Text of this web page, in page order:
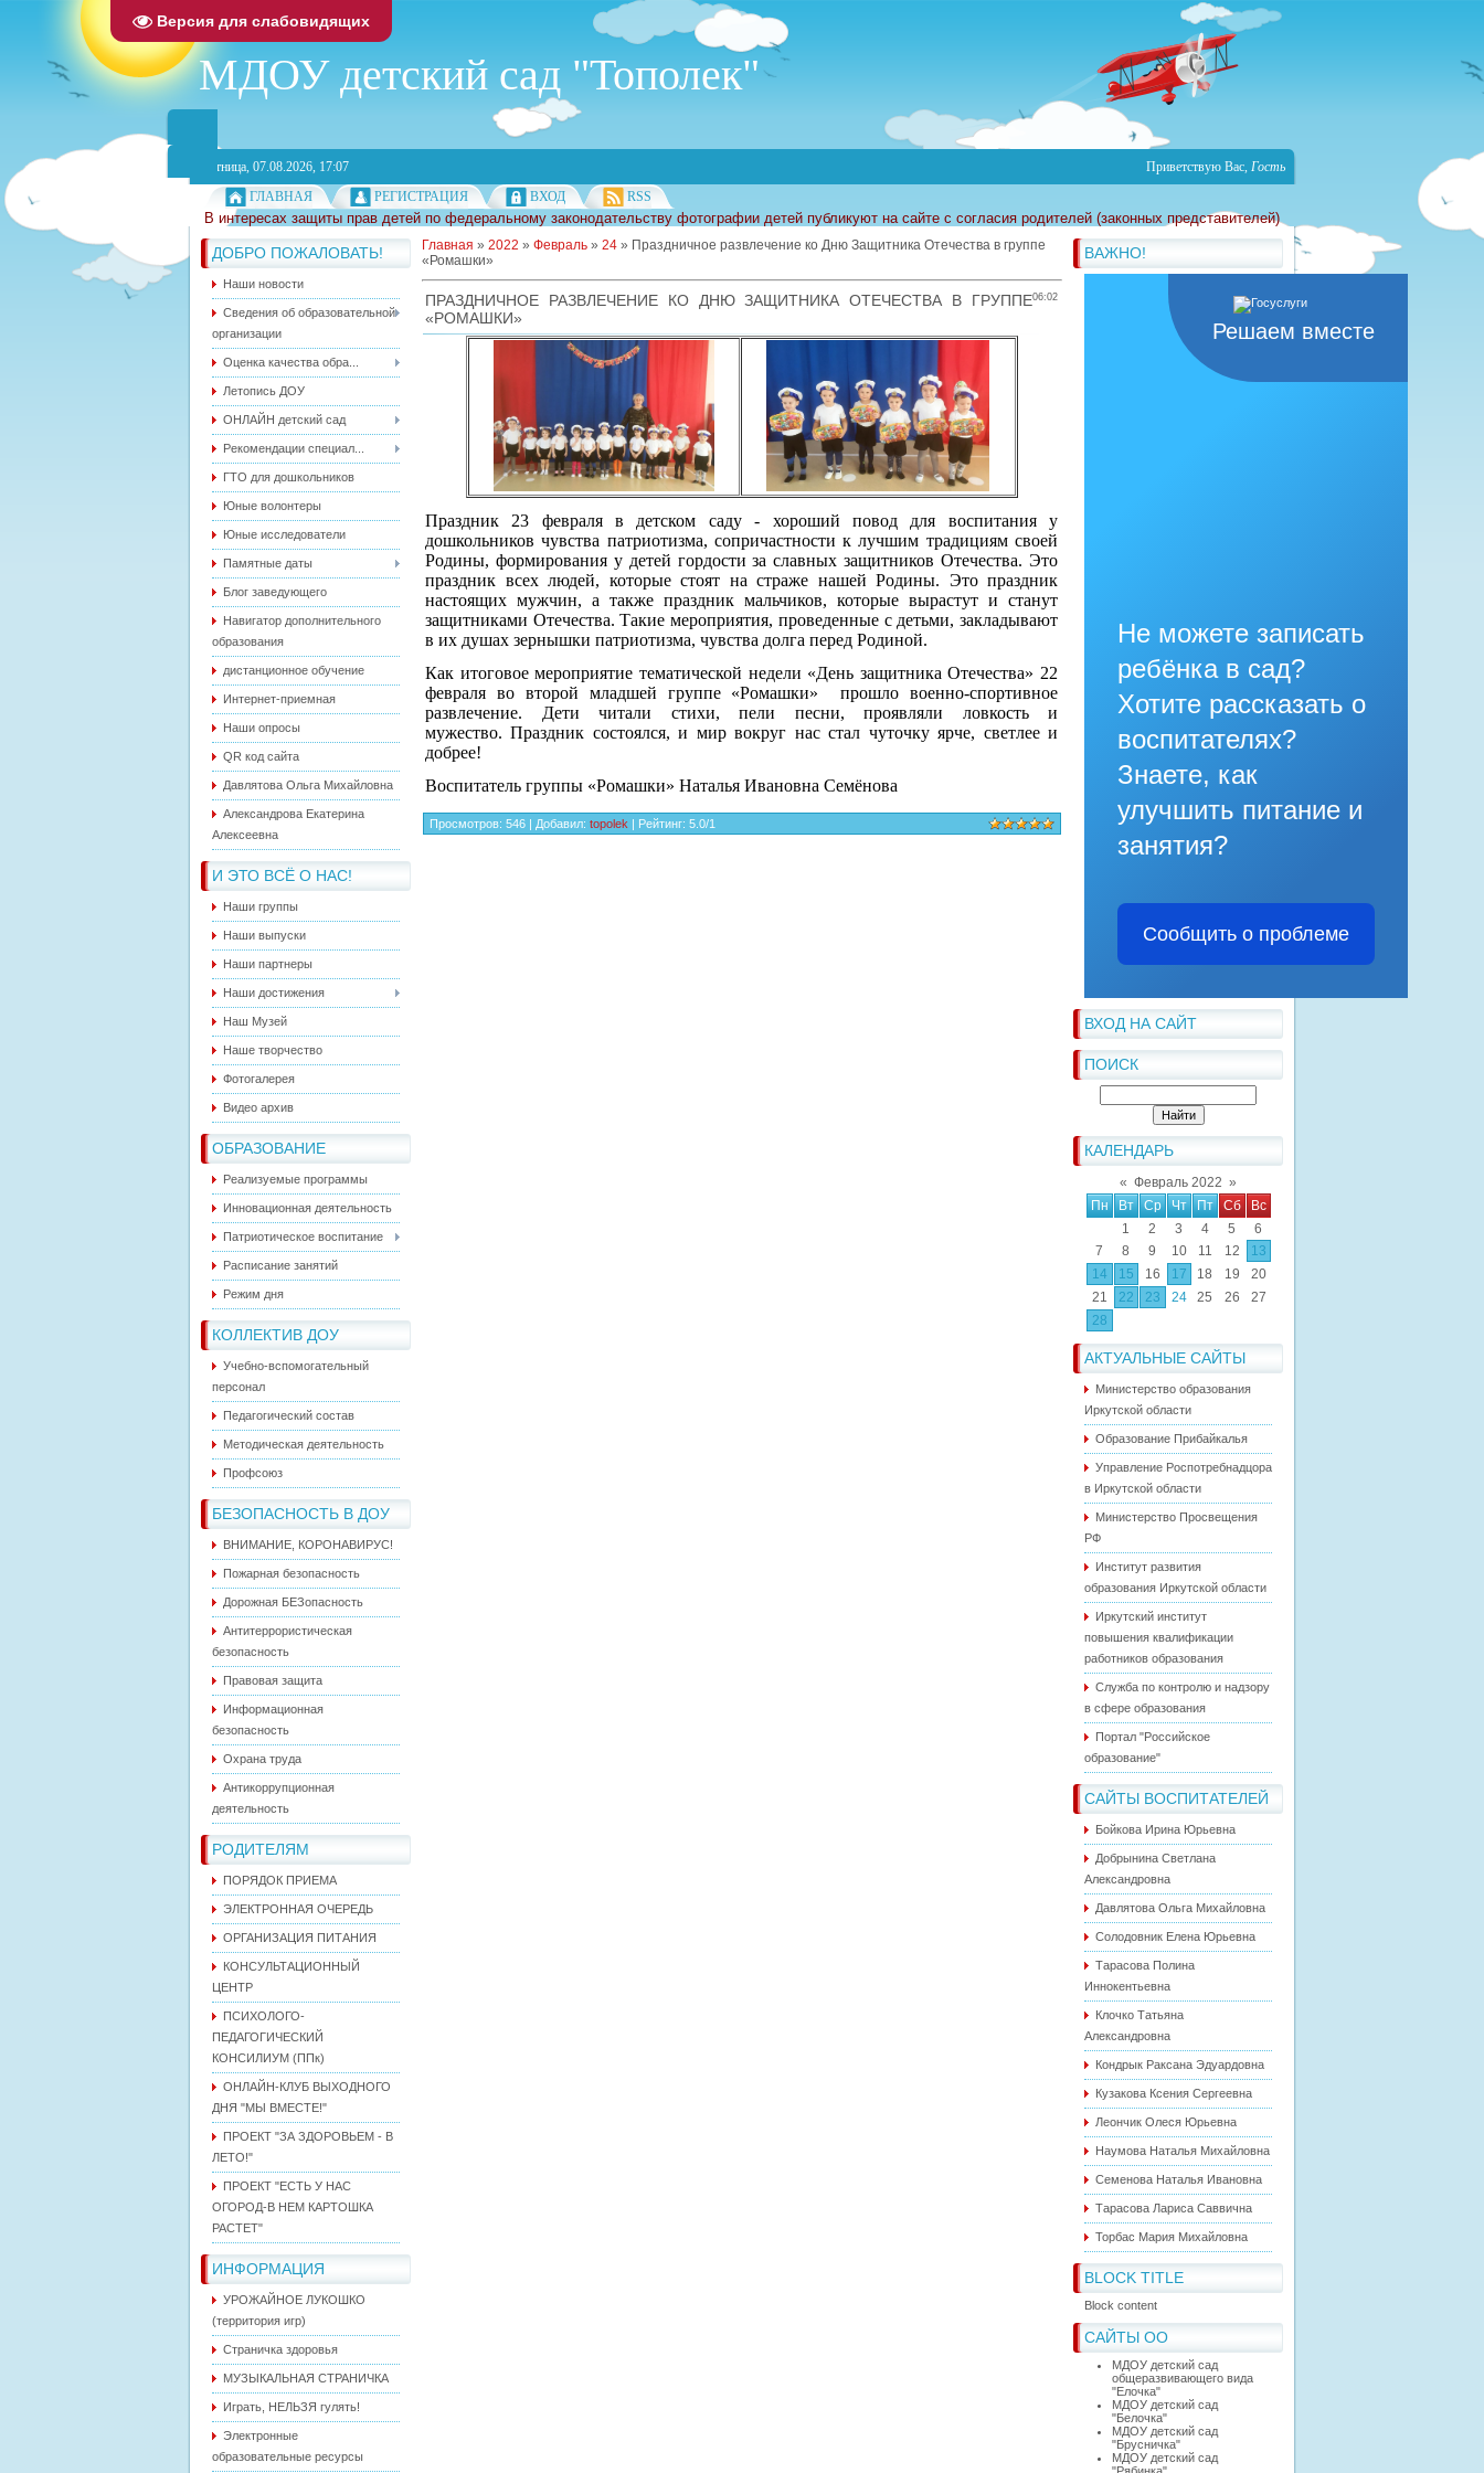
Версия для слабовидящих
МДОУ детский сад "Тополек"
Пятница, 07.08.2026, 17:07 Приветствую Вас, Гость
ГЛАВНАЯ
РЕГИСТРАЦИЯ ВХОД RSS
В интересах защиты прав детей по федеральному законодательству фотографии детей публикуют на сайте с согласия родителей (законных представителей)
ДОБРО ПОЖАЛОВАТЬ!
Наши новости
Сведения об образовательной
организации
Оценка качества обра...
Летопись ДОУ
ОНЛАЙН детский сад
Рекомендации специал...
ГТО для дошкольников
Юные волонтеры
Юные исследователи
Памятные даты
Блог заведующего
Навигатор дополнительного
образования
дистанционное обучение
Интернет-приемная
Наши опросы
QR код сайта
Давлятова Ольга Михайловна
Александрова Екатерина
Алексеевна
И ЭТО ВСЁ О НАС!
Наши группы
Наши выпуски
Наши партнеры
Наши достижения
Наш Музей
Наше творчество
Фотогалерея
Видео архив
ОБРАЗОВАНИЕ
Реализуемые программы
Инновационная деятельность
Патриотическое воспитание
Расписание занятий
Режим дня
КОЛЛЕКТИВ ДОУ
Учебно-вспомогательный
персонал
Педагогический состав
Методическая деятельность
Профсоюз
БЕЗОПАСНОСТЬ В ДОУ
ВНИМАНИЕ, КОРОНАВИРУС!
Пожарная безопасность
Дорожная БЕЗопасность
Антитеррористическая
безопасность
Правовая защита
Информационная
безопасность
Охрана труда
Антикоррупционная
деятельность
РОДИТЕЛЯМ
ПОРЯДОК ПРИЕМА
ЭЛЕКТРОННАЯ ОЧЕРЕДЬ
ОРГАНИЗАЦИЯ ПИТАНИЯ
КОНСУЛЬТАЦИОННЫЙ
ЦЕНТР
ПСИХОЛОГО-
ПЕДАГОГИЧЕСКИЙ
КОНСИЛИУМ (ППк)
ОНЛАЙН-КЛУБ ВЫХОДНОГО
ДНЯ "МЫ ВМЕСТЕ!"
ПРОЕКТ "ЗА ЗДОРОВЬЕМ - В
ЛЕТО!"
ПРОЕКТ "ЕСТЬ У НАС
ОГОРОД-В НЕМ КАРТОШКА
РАСТЕТ"
ИНФОРМАЦИЯ
УРОЖАЙНОЕ ЛУКОШКО
(территория игр)
Страничка здоровья
МУЗЫКАЛЬНАЯ СТРАНИЧКА
Играть, НЕЛЬЗЯ гулять!
Электронные
образовательные ресурсы
ВАЖНО!
Решаем вместе
Не можете записать
ребёнка в сад?
Хотите рассказать о
воспитателях?
Знаете, как
улучшить питание и
занятия?
Сообщить о проблеме
ВХОД НА САЙТ
ПОИСК
КАЛЕНДАРЬ
« Февраль 2022 »
Пн
Вт Ср Чт Пт Сб
Вс
1
2 3 4 5
6
7
8 9 10 11 12
13
14
15 16 17 18 19
20
21
22 23 24 25 26
27
28
АКТУАЛЬНЫЕ САЙТЫ
Министерство образования
Иркутской области
Образование Прибайкалья
Управление Роспотребнадцора
в Иркутской области
Министерство Просвещения
РФ
Институт развития
образования Иркутской области
Иркутский институт
повышения квалификации
работников образования
Служба по контролю и надзору
в сфере образования
Портал "Российское
образование"
САЙТЫ ВОСПИТАТЕЛЕЙ
Бойкова Ирина Юрьевна
Добрынина Светлана
Александровна
Давлятова Ольга Михайловна
Солодовник Елена Юрьевна
Тарасова Полина
Иннокентьевна
Клочко Татьяна
Александровна
Кондрык Раксана Эдуардовна
Кузакова Ксения Сергеевна
Леончик Олеся Юрьевна
Наумова Наталья Михайловна
Семенова Наталья Ивановна
Тарасова Лариса Саввична
Торбас Мария Михайловна
BLOCK TITLE
Block content
САЙТЫ ОО
МДОУ детский сад
общеразвивающего вида
"Елочка"
МДОУ детский сад
"Белочка"
МДОУ детский сад
"Брусничка"
МДОУ детский сад
Главная » 2022 » Февраль » 24 » Праздничное развлечение ко Дню Защитника Отечества в группе
«Ромашки»
06:02
ПРАЗДНИЧНОЕ РАЗВЛЕЧЕНИЕ КО ДНЮ ЗАЩИТНИКА ОТЕЧЕСТВА В ГРУППЕ
«РОМАШКИ»
Праздник 23 февраля в детском саду - хороший повод для воспитания у
дошкольников чувства патриотизма, сопричастности к лучшим традициям своей
Родины, формирования у детей гордости за славных защитников Отечества. Это
праздник всех людей, которые стоят на страже нашей Родины. Это праздник
настоящих мужчин, а также праздник мальчиков, которые вырастут и станут
защитниками Отечества. Такие мероприятия, проведенные с детьми, закладывают
в их душах зернышки патриотизма, чувства долга перед Родиной.
Как итоговое мероприятие тематической недели «День защитника Отечества» 22
февраля во второй младшей группе «Ромашки» прошло военно-спортивное
развлечение. Дети читали стихи, пели песни, проявляли ловкость и
мужество. Праздник состоялся, и мир вокруг нас стал чуточку ярче, светлее и
добрее!
Воспитатель группы «Ромашки» Наталья Ивановна Семёнова
Просмотров: 546 | Добавил: topolek | Рейтинг: 5.0/1